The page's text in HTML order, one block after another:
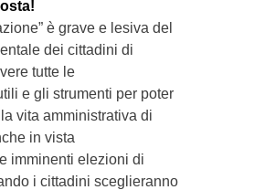
è grave e lesiva del
dei cittadini di
tutte le
e gli strumenti per poter
vita amministrativa di
in vista
imminenti elezioni di
i cittadini sceglieranno